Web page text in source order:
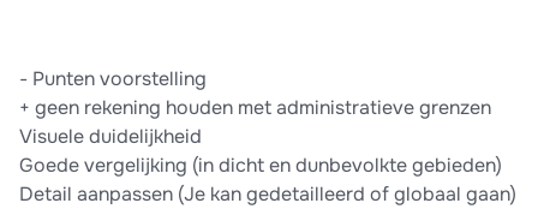
-​ Punten voorstelling
+ geen rekening houden met administratieve grenzen
Visuele duidelijkheid
Goede vergelijking (in dicht en dunbevolkte gebieden)
Detail aanpassen (Je kan gedetailleerd of globaal gaan)